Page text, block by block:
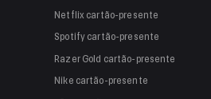
Netflix cartão-presente
Spotifycartão-presente
Razer Gold cartão-presente
Nike cartão-presente